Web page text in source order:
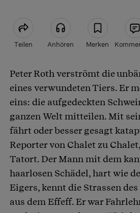
Teilen Anhören Merken
Artikel teilen
Peter Roth verströmt die
eines verwundeten Tiers. Er
eins: die aufgedeckten
ganzen Welt mitteilen. Mit
fährt oder besser gesagt
Reporter von Chalet zu
Tatort. Der Mann mit dem
haarlosen Schädel, hart wie
Eigers, kennt die Strassen
aus dem Effeff. Er war